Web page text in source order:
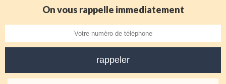
On vous rappelle immediatement